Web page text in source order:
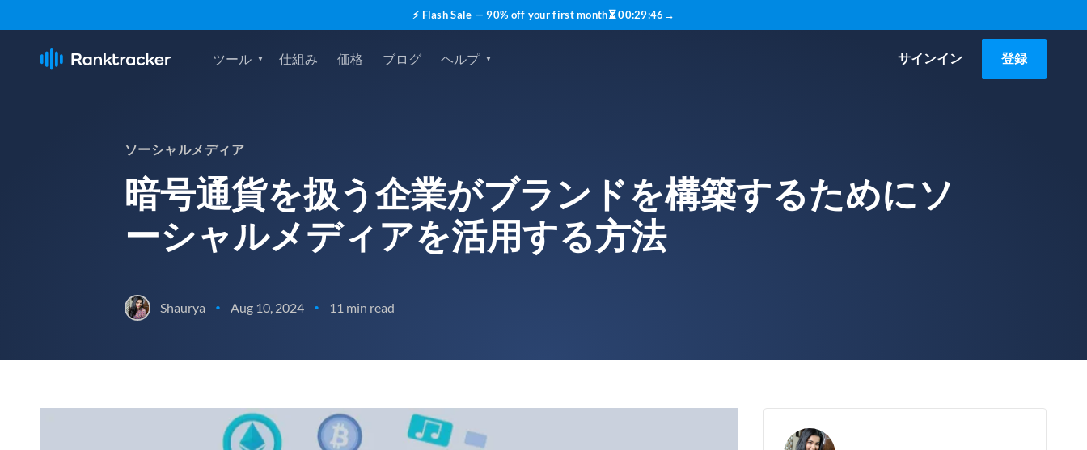
⚡ Flash Sale — 90% off your first month⏳00:29:45 →
ツール 仕組み 価格 ブログ ヘルプ サインイン 登録
ソーシャルメディア
暗号通貨を扱う企業がブランドを構築するためにソ
ーシャルメディアを活用する方法
Shaurya • Aug 10, 2024 • 11 min read